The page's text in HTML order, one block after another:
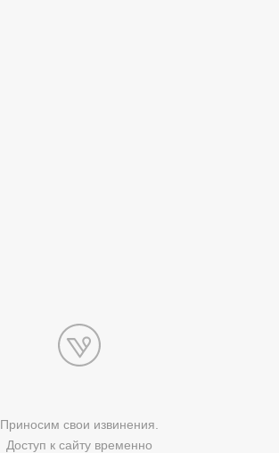
Приносим свои извинения.
Доступ к сайту временно